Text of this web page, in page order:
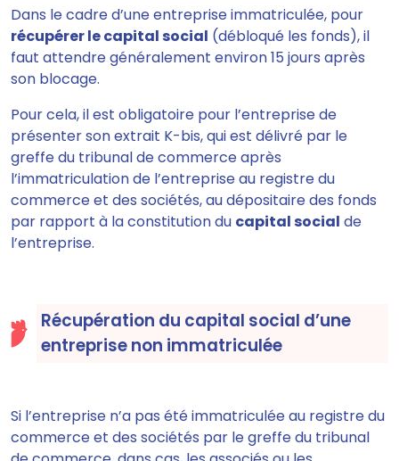
Dans le cadre d’une entreprise immatriculée, pour
récupérer le capital social (débloqué les fonds), il
faut attendre généralement environ 15 jours après
son blocage.
Pour cela, il est obligatoire pour l’entreprise de
présenter son extrait K-bis, qui est délivré par le
greffe du tribunal de commerce après
l’immatriculation de l’entreprise au registre du
commerce et des sociétés, au dépositaire des fonds
par rapport à la constitution du capital social de
l’entreprise.
Récupération du capital social d’une
entreprise non immatriculée
Si l’entreprise n’a pas été immatriculée au registre du
commerce et des sociétés par le greffe du tribunal